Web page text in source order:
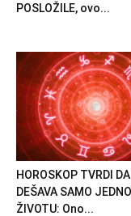
POSLOŽILE, ovo...
HOROSKOP TVRDI
DEŠAVA SAMO
ŽIVOTU: Ono...